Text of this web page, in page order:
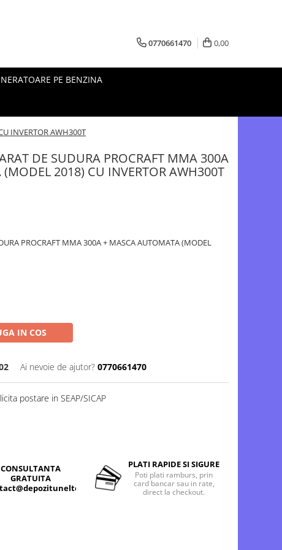
0770661470 0,00
PE BENZINA
INVERTOR AWH300T
DE SUDURA PROCRAFT MMA 300A
2018) CU INVERTOR AWH300T
PROCRAFT MMA 300A + MASCA AUTOMATA (MODEL
IN COS
Ai nevoie de ajutor? 0770661470
postare in SEAP/SICAP
CONSULTANTA
GRATUITA
PLATI RAPIDE SI SIGURE
Poti plati ramburs, prin
card bancar sau in rate,
direct la checkout.